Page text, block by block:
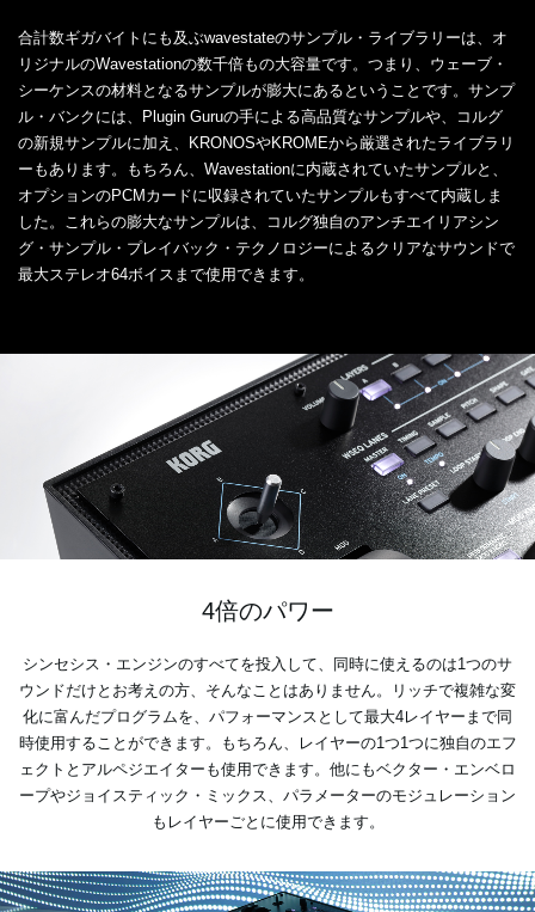
合計数ギガバイトにも及ぶwavestateのサンプル・ライブラリーは、オ
リジナルのWavestationの数千倍もの大容量です。つまり、ウェーブ・
シーケンスの材料となるサンプルが膨大にあるということです。サンプ
ル・バンクには、Plugin Guruの手による高品質なサンプルや、コルグ
の新規サンプルに加え、KRONOSやKROMEから厳選されたライブラリ
ーもあります。もちろん、Wavestationに内蔵されていたサンプルと、
オプションのPCMカードに収録されていたサンプルもすべて内蔵しま
した。これらの膨大なサンプルは、コルグ独自のアンチエイリアシン
グ・サンプル・プレイバック・テクノロジーによるクリアなサウンドで
最大ステレオ64ボイスまで使用できます。
4倍のパワー
シンセシス・エンジンのすべてを投入して、同時に使えるのは1つのサ
ウンドだけとお考えの方、そんなことはありません。リッチで複雑な変
化に富んだプログラムを、パフォーマンスとして最大4レイヤーまで同
時使用することができます。もちろん、レイヤーの1つ1つに独自のエフ
ェクトとアルペジエイターも使用できます。他にもベクター・エンベロ
ープやジョイスティック・ミックス、パラメーターのモジュレーション
もレイヤーごとに使用できます。